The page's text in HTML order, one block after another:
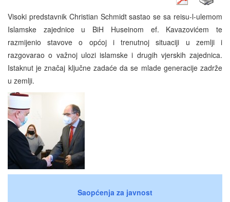
Visoki predstavnik Christian Schmidt sastao se sa reisu-l-ulemom
Islamske zajednice u BiH Huseinom ef. Kavazovićem te
razmijenio stavove o općoj i trenutnoj situaciji u zemlji i
razgovarao o važnoj ulozi islamske i drugih vjerskih zajednica.
Istaknut je značaj ključne zadaće da se mlade generacije zadrže
u zemlji.
Saopćenja za javnost